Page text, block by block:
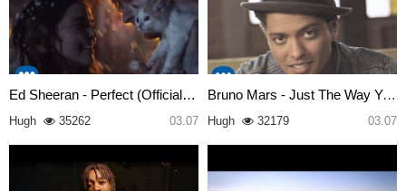
Ed Sheeran - Perfect (Official…
Hugh 35262 03.07
Bruno Mars - Just The Way You …
Hugh 32179 03.07